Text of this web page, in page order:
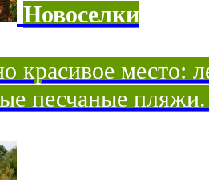
Новоселки
красивое место:
песчаные